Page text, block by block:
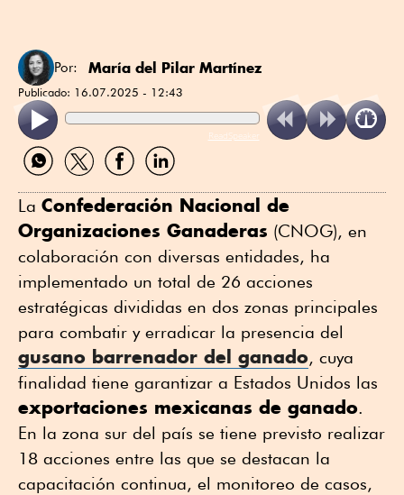
Por: María del Pilar Martínez
Publicado: 16.07.2025 - 12:43
ReadSpeaker
Compartir
por
Compartir
por
Compartir
por
Compartir
por
La Confederación Nacional de
Organizaciones Ganaderas (CNOG), en
colaboración con diversas entidades, ha
implementado un total de 26 acciones
estratégicas divididas en dos zonas principales
para combatir y erradicar la presencia del
gusano barrenador del ganado, cuya
finalidad tiene garantizar a Estados Unidos las
exportaciones mexicanas de ganado.
En la zona sur del país se tiene previsto realizar
18 acciones entre las que se destacan la
capacitación continua, el monitoreo de casos,